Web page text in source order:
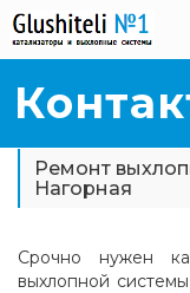
Ремонт
Нагорная
Срочно нужен
выхлопной